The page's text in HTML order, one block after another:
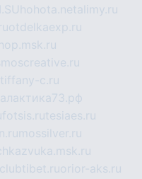
hohota.netalimy.ru
otdelkaexp.ru
tiffany-c.ru
галактика73.рф
fotsis.rutesiaes.ru
mossilver.ru
clubtibet.ruorior-aks.ru